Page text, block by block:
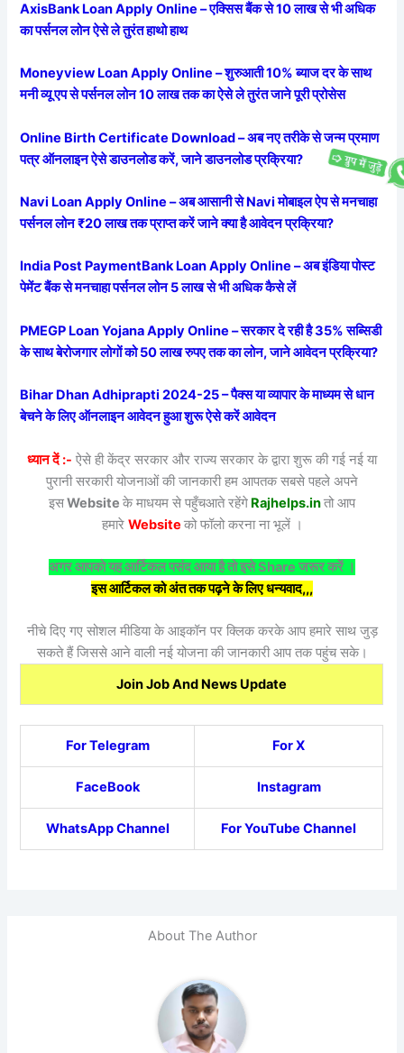
AxisBank Loan Apply Online – एक्सिस बैंक से 10 लाख से भी अधिक
का पर्सनल लोन ऐसे ले तुरंत हाथो हाथ
Moneyview Loan Apply Online – शुरुआती 10% ब्याज दर के साथ
मनी व्यू एप से पर्सनल लोन 10 लाख तक का ऐसे ले तुरंत जाने पूरी प्रोसेस
Online Birth Certificate Download – अब नए तरीके से जन्म प्रमाण
पत्र ऑनलाइन ऐसे डाउनलोड करें, जाने डाउनलोड प्रक्रिया?
Navi Loan Apply Online – अब आसानी से Navi मोबाइल ऐप से मनचाहा
पर्सनल लोन ₹20 लाख तक प्राप्त करें जाने क्या है आवेदन प्रक्रिया?
India Post PaymentBank Loan Apply Online – अब इंडिया पोस्ट
पेमेंट बैंक से मनचाहा पर्सनल लोन 5 लाख से भी अधिक कैसे लें
PMEGP Loan Yojana Apply Online – सरकार दे रही है 35% सब्सिडी
के साथ बेरोजगार लोगों को 50 लाख रुपए तक का लोन, जाने आवेदन प्रक्रिया?
Bihar Dhan Adhiprapti 2024-25 – पैक्स या व्यापार के माध्यम से धान
बेचने के लिए ऑनलाइन आवेदन हुआ शुरू ऐसे करें आवेदन
ध्यान दें :- ऐसे ही केंद्र सरकार और राज्य सरकार के द्वारा शुरू की गई नई या
पुरानी सरकारी योजनाओं की जानकारी हम आपतक सबसे पहले अपने
इसWebsite के माधयम से पहुँचआते रहेंगे Rajhelps.inतो आप
हमारे Website को फॉलो करना ना भूलें ।
अगर आपको यह आर्टिकल पसंद आया है तो इसे Share जरूर करें ।
इस आर्टिकल को अंत तक पढ़ने के लिए धन्यवाद,,,
नीचे दिए गए सोशल मीडिया के आइकॉन पर क्लिक करके आप हमारे साथ जुड़
सकते हैं जिससे आने वाली नई योजना की जानकारी आप तक पहुंच सके।
Join Job And News Update
For Telegram For X
FaceBook Instagram
WhatsApp Channel For YouTube Channel
About The Author